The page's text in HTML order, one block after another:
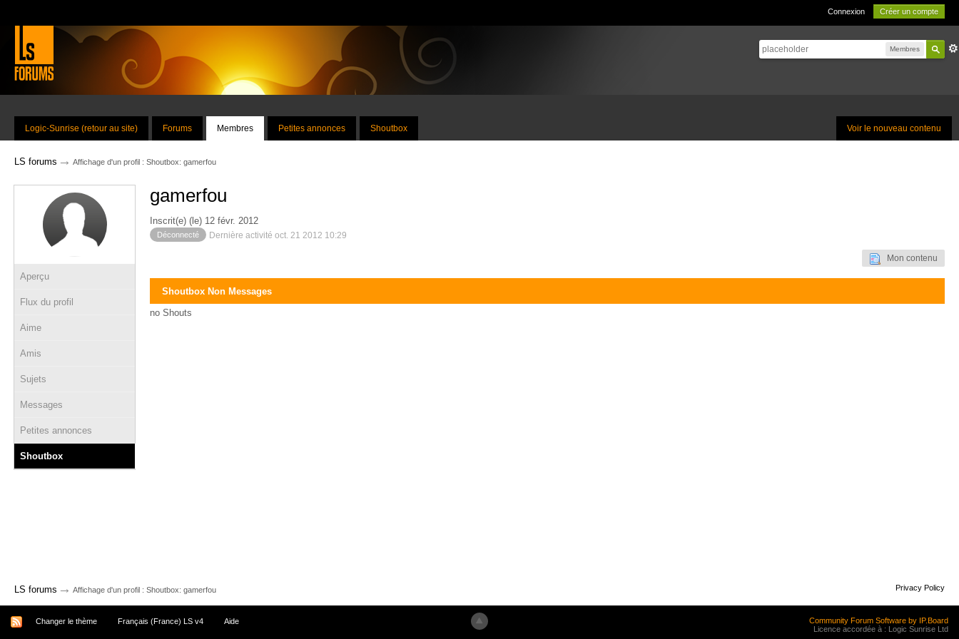
Connexion Créer un compte
Membres
Voir le nouveau contenu
Logic-Sunrise (retour au site) Forums Membres Petites annonces Shoutbox
LS forums → Affichage d'un profil : Shoutbox: gamerfou
Aperçu
Flux du profil
Aime
Amis
Sujets
Messages
Petites annonces
Shoutbox
gamerfou
Inscrit(e) (le) 12 févr. 2012
Déconnecté Dernière activité oct. 21 2012 10:29
Mon contenu
Shoutbox Non Messages
no Shouts
LS forums → Affichage d'un profil : Shoutbox: gamerfou Privacy Policy
Changer le thème Français (France) LS v4 Aide
Community Forum Software by IP.Board
Licence accordée à : Logic Sunrise Ltd